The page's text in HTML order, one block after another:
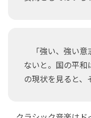
「強い、強い意
ないと。国の平
の現状を見ると、